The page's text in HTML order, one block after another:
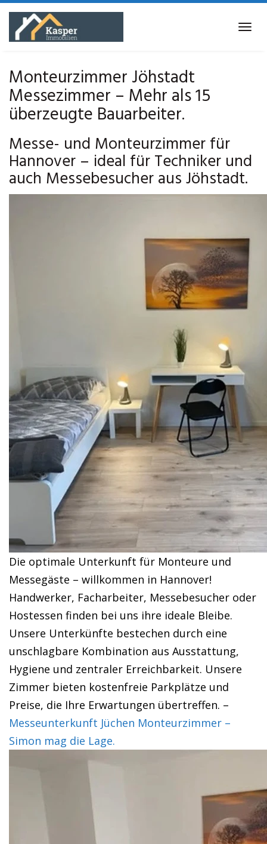
Skip
main
Monteurzimmer Jöhstadt
Messezimmer – Mehr als 15
überzeugte Bauarbeiter.
Messe- und Monteurzimmer für
Hannover – ideal für Techniker und
auch Messebesucher aus Jöhstadt.
Die optimale Unterkunft für Monteure und
Messegäste – willkommen in Hannover!
Handwerker, Facharbeiter, Messebesucher oder
Hostessen finden bei uns ihre ideale Bleibe.
Unsere Unterkünfte bestechen durch eine
unschlagbare Kombination aus Ausstattung,
Hygiene und zentraler Erreichbarkeit. Unsere
Zimmer bieten kostenfreie Parkplätze und
Preise, die Ihre Erwartungen übertreffen. –
Messeunterkunft Jüchen Monteurzimmer –
Simon mag die Lage.